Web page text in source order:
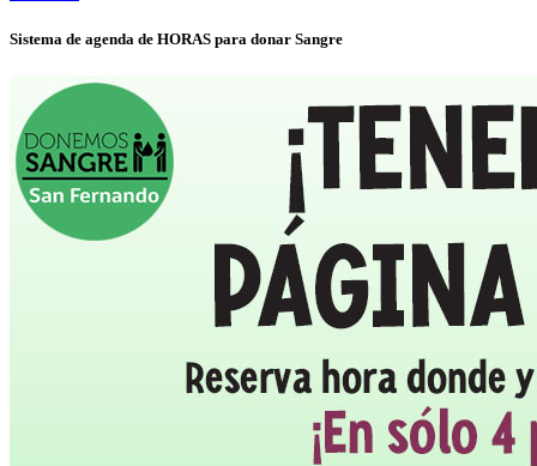
Sistema de agenda de HORAS para donar Sangre